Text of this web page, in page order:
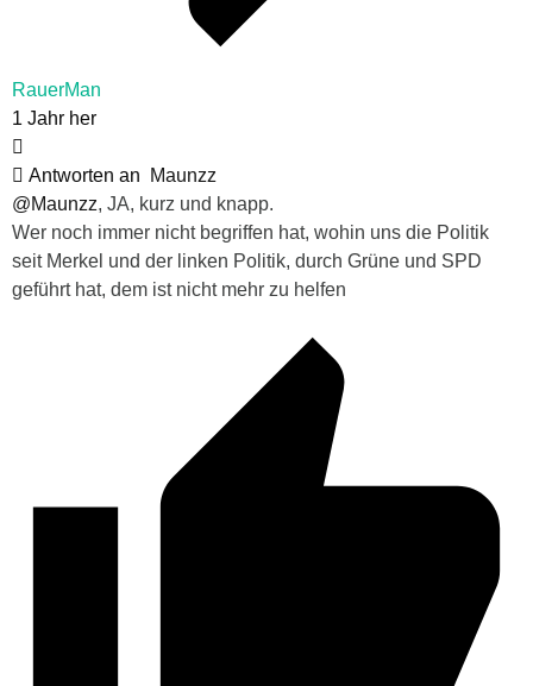
RauerMan
1 Jahr her
Antworten an
Maunzz
@Maunzz, JA, kurz und knapp.
Wer noch immer nicht begriffen hat, wohin uns die Politik
seit Merkel und der linken Politik, durch Grüne und SPD
geführt hat, dem ist nicht mehr zu helfen